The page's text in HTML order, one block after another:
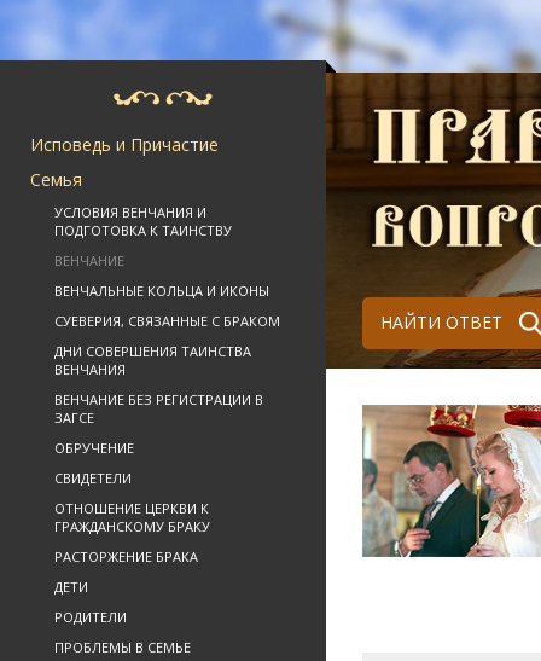
Исповедь и Причастие
Семья
УСЛОВИЯ ВЕНЧАНИЯ И
ПОДГОТОВКА К ТАИНСТВУ
ВЕНЧАНИЕ
ВЕНЧАЛЬНЫЕ КОЛЬЦА И ИКОНЫ
СУЕВЕРИЯ, СВЯЗАННЫЕ С БРАКОМ
ДНИ СОВЕРШЕНИЯ ТАИНСТВА
ВЕНЧАНИЯ
ВЕНЧАНИЕ БЕЗ РЕГИСТРАЦИИ В
ЗАГСЕ
ОБРУЧЕНИЕ
СВИДЕТЕЛИ
ОТНОШЕНИЕ ЦЕРКВИ К
ГРАЖДАНСКОМУ БРАКУ
РАСТОРЖЕНИЕ БРАКА
ДЕТИ
РОДИТЕЛИ
ПРОБЛЕМЫ В СЕМЬЕ
НАЙТИ ОТВЕТ